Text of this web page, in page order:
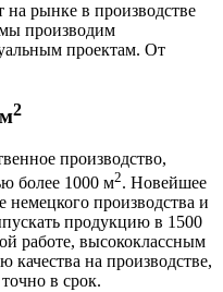
рынке в производстве
производим
проектам. От
2
производство,
более 1000 м2. Новейшее
немецкого производства и
продукцию в 1500
работе, высококлассным
качества на производстве,
в срок.